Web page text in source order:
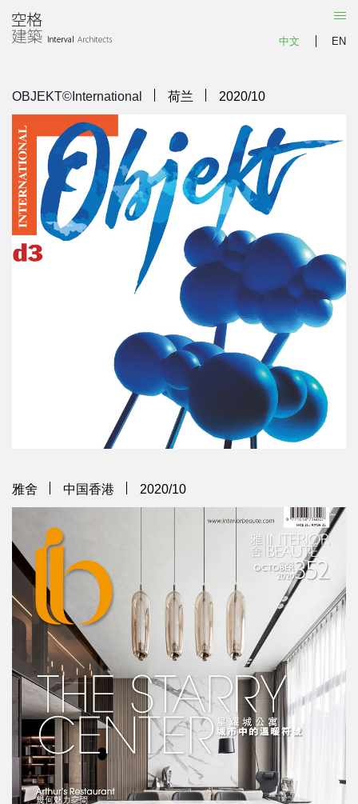


  中文 EN
OBJEKT©International 荷兰 2020/10
雅舍 中国香港 2020/10